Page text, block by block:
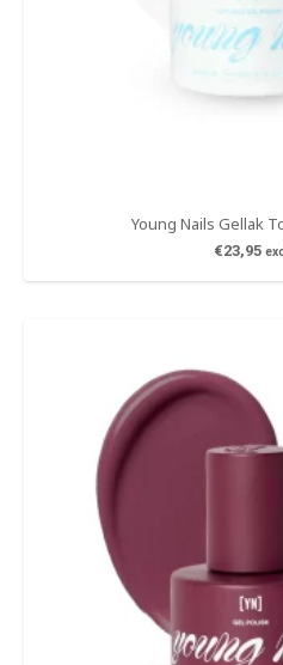
Young Nails Gellak
€23,95